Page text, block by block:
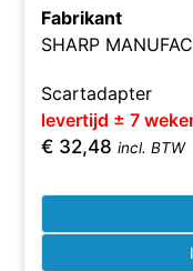
Fabrikant
SHARP
Scartadapter
levertijd ± 7
€ 32,48 incl. BTW